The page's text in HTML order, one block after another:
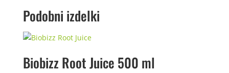
Podobni izdelki
Biobizz Root Juice 500 ml